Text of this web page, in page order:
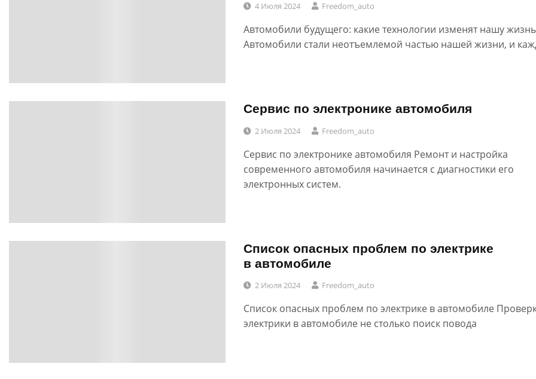
4 Июля 2024 Freedom_auto
Автомобили будущего: какие технологии изменят нашу
Автомобили стали неотъемлемой частью нашей жизни, и
Сервис по электронике автомобиля
2 Июля 2024 Freedom_auto
Сервис по электронике автомобиля Ремонт и настройка
современного автомобиля начинается с диагностики его
электронных систем.
Список опасных проблем по электрике
в автомобиле
2 Июля 2024 Freedom_auto
Список опасных проблем по электрике в автомобиле
электрики в автомобиле не столько поиск повода